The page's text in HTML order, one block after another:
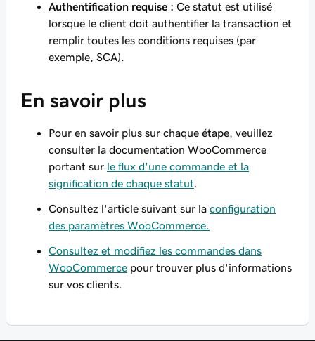
Authentification requise : Ce statut est utilisé
lorsque le client doit authentifier la transaction et
remplir toutes les conditions requises (par
exemple, SCA).
En savoir plus
Pour en savoir plus sur chaque étape, veuillez
consulter la documentation WooCommerce
portant sur le flux d'une commande et la
signification de chaque statut
Consultez l'article suivant sur la configuration
des paramètres WooCommerce.
Consultez et modifiez les commandes dans
WooCommerce pour trouver plus d'informations
sur vos clients.